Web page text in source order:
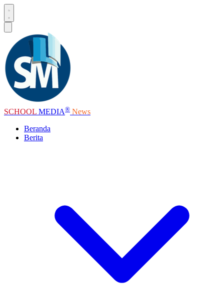
SCHOOL MEDIA® News
Beranda
Berita